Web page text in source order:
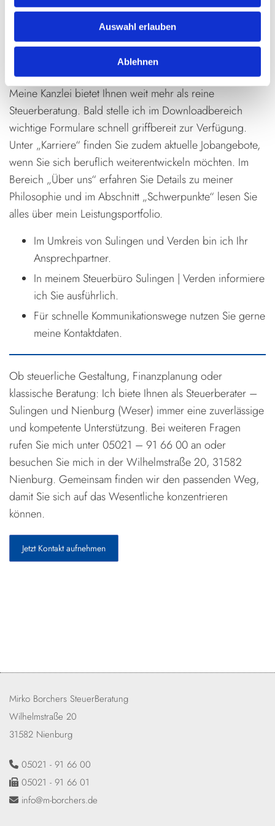
Auswahl erlauben
Ablehnen
Downloads, Karriere und Kontakt
Meine Kanzlei bietet Ihnen weit mehr als reine
Steuerberatung. Bald stelle ich im Downloadbereich
wichtige Formulare schnell griffbereit zur Verfügung.
Unter „Karriere“ finden Sie zudem aktuelle Jobangebote,
wenn Sie sich beruflich weiterentwickeln möchten. Im
Bereich „Über uns“ erfahren Sie Details zu meiner
Philosophie und im Abschnitt „Schwerpunkte“ lesen Sie
alles über mein Leistungsportfolio.
Im Umkreis von Sulingen und Verden bin ich Ihr
Ansprechpartner.
In meinem Steuerbüro Sulingen | Verden informiere
ich Sie ausführlich.
Für schnelle Kommunikationswege nutzen Sie gerne
meine Kontaktdaten.
Ob steuerliche Gestaltung, Finanzplanung oder
klassische Beratung: Ich biete Ihnen als Steuerberater –
Sulingen und Nienburg (Weser) immer eine zuverlässige
und kompetente Unterstützung. Bei weiteren Fragen
rufen Sie mich unter 05021 – 91 66 00 an oder
besuchen Sie mich in der Wilhelmstraße 20, 31582
Nienburg. Gemeinsam finden wir den passenden Weg,
damit Sie sich auf das Wesentliche konzentrieren
können.
Jetzt Kontakt aufnehmen
Mirko Borchers SteuerBeratung
Wilhelmstraße 20
31582 Nienburg
 05021 - 91 66 00
 05021 - 91 66 01
 info@m-borchers.de